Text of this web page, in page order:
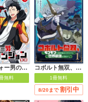
アラフォー男の東京ダンジョン生活
無料
コボルト無双、モフモフな最弱噛ませ犬だけど世界最強を目指す！
1冊無料
8/20まで 割引中